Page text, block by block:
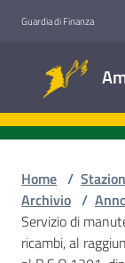
Guardia di Finanza
Accesso
civico
Home /
Archivio /
Servizio di
ricambi, al